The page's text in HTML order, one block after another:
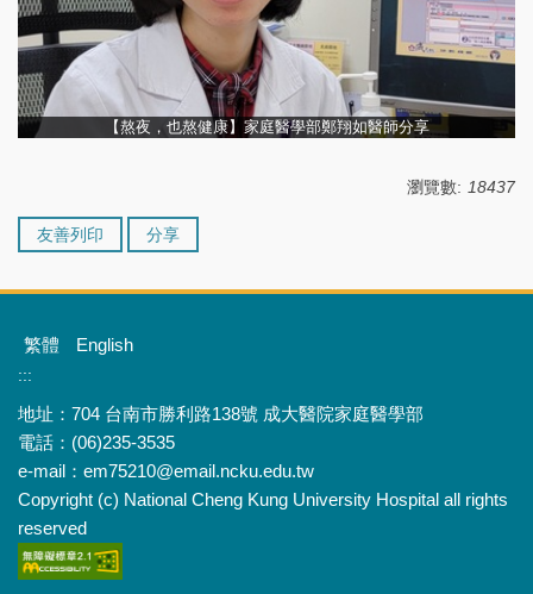
【熬夜，也熬健康】家庭醫學部鄭翔如醫師分享
瀏覽數: 18437
友善列印 分享
繁體 English
:::
地址：704 台南市勝利路138號 成大醫院家庭醫學部
電話：(06)235-3535
e-mail：em75210@email.ncku.edu.tw
Copyright (c) National Cheng Kung University Hospital all rights
reserved